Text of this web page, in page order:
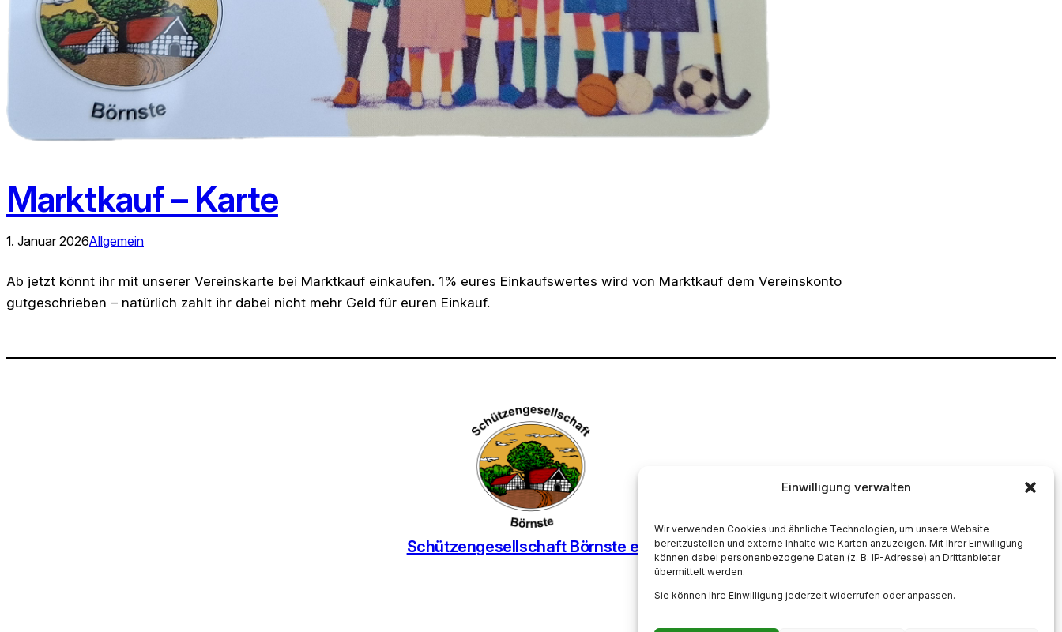
Einwilligung verwalten
Wir verwenden Cookies und ähnliche Technologien, um unsere Website
bereitzustellen und externe Inhalte wie Karten anzuzeigen. Mit Ihrer Einwilligung
können dabei personenbezogene Daten (z. B. IP-Adresse) an Drittanbieter
übermittelt werden.
Sie können Ihre Einwilligung jederzeit widerrufen oder anpassen.
Marktkauf – Karte
1. Januar 2026Allgemein
Ab jetzt könnt ihr mit unserer Vereinskarte bei Marktkauf einkaufen. 1% eures Einkaufswertes wird von Marktkauf dem Vereinskonto
gutgeschrieben – natürlich zahlt ihr dabei nicht mehr Geld für euren Einkauf.
Schützengesellschaft Börnste e.V.